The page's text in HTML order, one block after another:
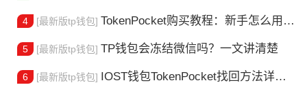
4 [最新版tp钱包] TokenPocket购买教程：新手怎么用TP钱包买币
5 [最新版tp钱包] TP钱包会冻结微信吗？一文讲清楚
6 [最新版tp钱包] IOST钱包TokenPocket找回方法详解 - 助您安全恢复数字资产